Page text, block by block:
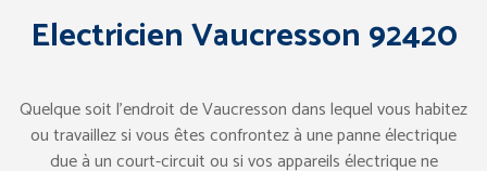
Electricien Vaucresson 92420
Quelque soit l’endroit de Vaucresson dans lequel vous habitez
ou travaillez si vous êtes confrontez à une panne électrique
due à un court-circuit ou si vos appareils électrique ne